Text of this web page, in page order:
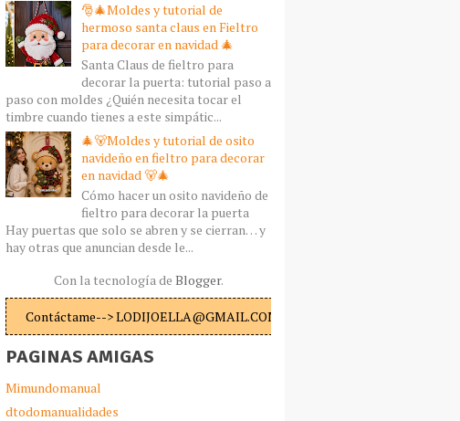
🎅🎄Moldes y tutorial de
hermoso santa claus en Fieltro
para decorar en navidad 🎄
Santa Claus de fieltro para
decorar la puerta: tutorial paso a
paso con moldes ¿Quién necesita tocar el
timbre cuando tienes a este simpátic...
🎄🐻Moldes y tutorial de osito
navideño en fieltro para decorar
en navidad 🐻🎄
Cómo hacer un osito navideño de
fieltro para decorar la puerta
Hay puertas que solo se abren y se cierran… y
hay otras que anuncian desde le...
Con la tecnología de Blogger.
Contáctame--> LODIJOELLA@GMAIL.COM
PAGINAS AMIGAS
Mimundomanual
dtodomanualidades